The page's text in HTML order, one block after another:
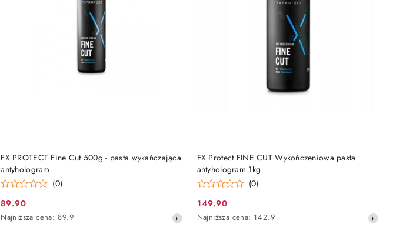
FX PROTECT Fine Cut 500g - pasta wykańczająca
antyhologram
(0)
Cena
promocyjna:
89.90
Najniższa
Najniższa cena: 89.9
DO KOSZYKA
FX Protect FINE CUT Wykończeniowa pasta
antyhologram 1kg
(0)
Cena
promocyjna:
149.90
Najniższa
Najniższa cena: 142.9
DO KOSZYKA